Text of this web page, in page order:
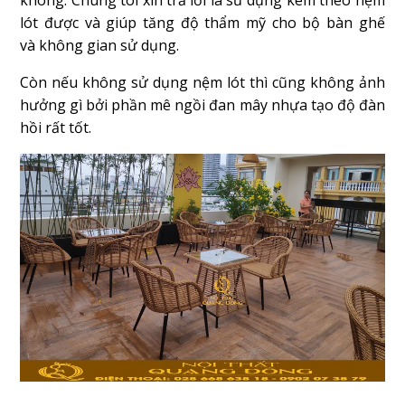
lót được và giúp tăng độ thẩm mỹ cho bộ bàn ghế
và không gian sử dụng.
Còn nếu không sử dụng nệm lót thì cũng không ảnh
hưởng gì bởi phần mê ngồi đan mây nhựa tạo độ đàn
hồi rất tốt.